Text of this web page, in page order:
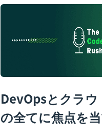
DevOpsとクラ
の全てに焦点を